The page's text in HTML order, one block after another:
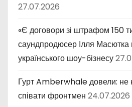
27.07.2026
«Є договори зі штрафом 150
саундпродюсер Ілля Масютка
українського шоу-бізнесу
Гурт Amberwhale довели: не
співати фронтмен 24.07.2026